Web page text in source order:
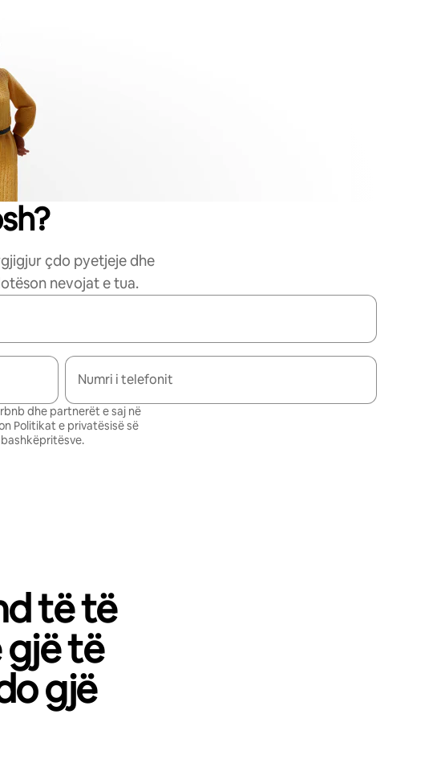
çdo pyetjeje dhe
nevojat e tua.
Numri i telefonit
dhe partnerët e saj në
Politikat e privatësisë së
.
të të
gjë të
gjë